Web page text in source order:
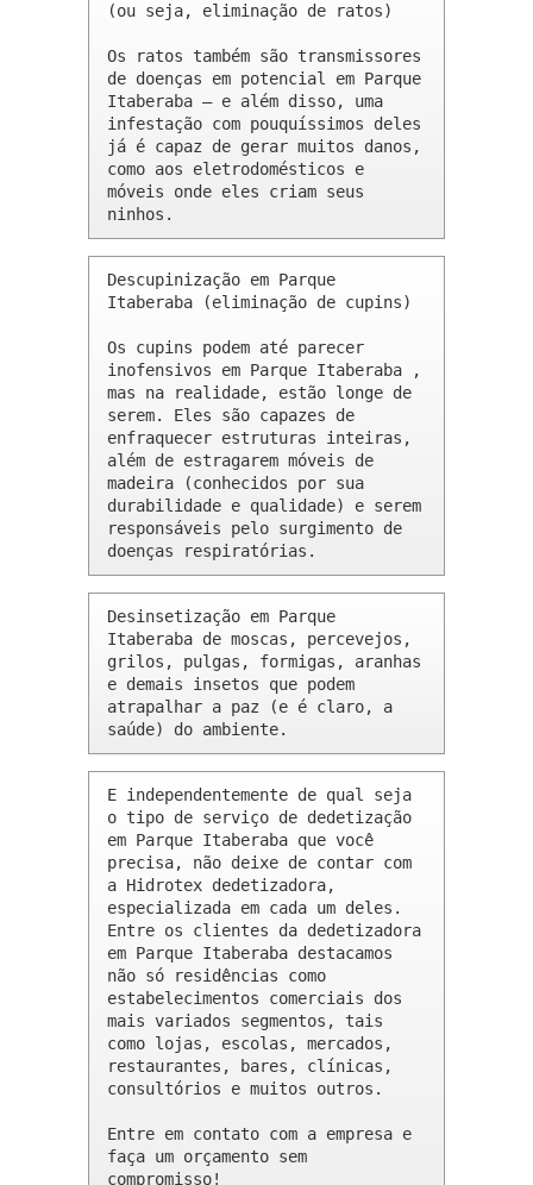
(ou seja, eliminação de ratos)
Os ratos também são transmissores
de doenças em potencial em Parque
Itaberaba – e além disso, uma
infestação com pouquíssimos deles
já é capaz de gerar muitos danos,
como aos eletrodomésticos e
móveis onde eles criam seus
ninhos.
Descupinização em Parque
Itaberaba (eliminação de cupins)
Os cupins podem até parecer
inofensivos em Parque Itaberaba ,
mas na realidade, estão longe de
serem. Eles são capazes de
enfraquecer estruturas inteiras,
além de estragarem móveis de
madeira (conhecidos por sua
durabilidade e qualidade) e serem
responsáveis pelo surgimento de
doenças respiratórias.
Desinsetização em Parque
Itaberaba de moscas, percevejos,
grilos, pulgas, formigas, aranhas
e demais insetos que podem
atrapalhar a paz (e é claro, a
saúde) do ambiente.
E independentemente de qual seja
o tipo de serviço de dedetização
em Parque Itaberaba que você
precisa, não deixe de contar com
a Hidrotex dedetizadora,
especializada em cada um deles.
Entre os clientes da dedetizadora
em Parque Itaberaba destacamos
não só residências como
estabelecimentos comerciais dos
mais variados segmentos, tais
como lojas, escolas, mercados,
restaurantes, bares, clínicas,
consultórios e muitos outros.
Entre em contato com a empresa e
faça um orçamento sem
compromisso!